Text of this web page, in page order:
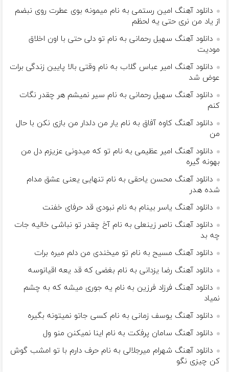
دانلود آهنگ امین رستمی به نام میمونه بوی عطرت روی نبضم
از یاد من نری حتی یه لحظم
دانلود آهنگ سهیل رحمانی به نام تو دلی حتی با اون اخلاق
مودیت
دانلود آهنگ امیر عباس گلاب به نام وقتی بالا پایین زندگی برات
عوض شد
دانلود آهنگ سهیل رحمانی به نام سیر نمیشم هر چقدر نگات
کنم
دانلود آهنگ کاوه آفاق به نام یار من دلدار من بازی نکن با حال
من
دانلود آهنگ امیر عظیمی به نام ﺗﻮ ﻛﻪ ﻣﻴﺪوﻧﻰ ﻋﺰﻳﺰم دل ﻣﻦ
ﺑﻬﻮﻧﻪ ﮔﻴﺮه
دانلود آهنگ محسن یاحقی به نام تنهایی یعنی عشق مدام
شده هدر
دانلود آهنگ یاسر بینام به نام نبودی قد حرفای خفنت
دانلود آهنگ ناصر زینعلی به نام آخ چقدر تو نباشی خالیه جات
چه بد
دانلود آهنگ مسیح به نام تو میخندی من دلم میره برات
دانلود آهنگ رضا یزدانی به نام بغضی که قد یعه اقیانوسه
دانلود آهنگ فرزاد فرزین به نام یه جوری میشه که به چشم
نمیاد
دانلود آهنگ یوسف زمانی به نام کسی جاتو نمیتونه بگیره
دانلود آهنگ سامان پرفکت به نام اینا نمیکنن منو ول
دانلود آهنگ شهرام میرجلالی به نام حرف دارم با تو امشب گوش
کن چیزی نگو